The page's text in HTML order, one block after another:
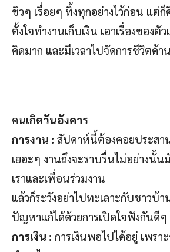
ชิวๆ เรื่อยๆ ทิ้งทุกอย่างไว้ก่อน แต่ก็
ตั้งใจทำงานเก็บเงิน เอาเรื่องของตั
คิดมาก และมีเวลาไปจัดการชีวิตด้า
คนเกิดวันอังคาร
การงาน : สัปดาห์นี้ต้องคอยประส
เยอะๆ งานถึงจะราบรื่นไม่อย่างนั้
เราและเพื่อนร่วมงาน
แล้วก็ระวังอย่าไปทะเลาะกับชาวบ้า
ปัญหาแก้ได้ด้วยการเปิดใจฟังกันดีๆ
การเงิน : การเงินพอไปได้อยู่ เพรา